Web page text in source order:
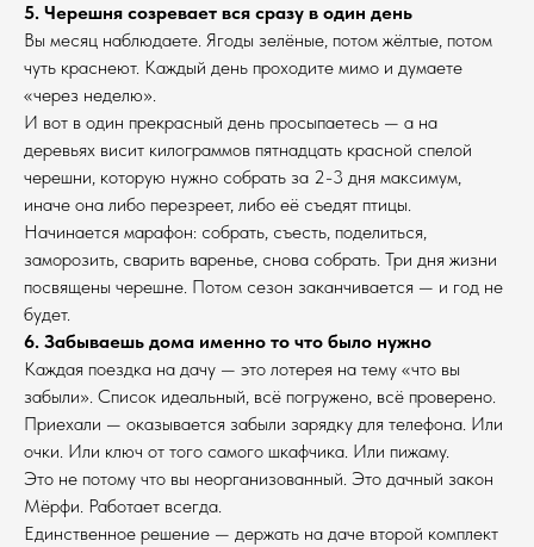
5. Черешня созревает вся сразу в один день
Вы месяц наблюдаете. Ягоды зелёные, потом жёлтые, потом
чуть краснеют. Каждый день проходите мимо и думаете
«через неделю».
И вот в один прекрасный день просыпаетесь — а на
деревьях висит килограммов пятнадцать красной спелой
черешни, которую нужно собрать за 2-3 дня максимум,
иначе она либо перезреет, либо её съедят птицы.
Начинается марафон: собрать, съесть, поделиться,
заморозить, сварить варенье, снова собрать. Три дня жизни
посвящены черешне. Потом сезон заканчивается — и год не
будет.
6. Забываешь дома именно то что было нужно
Каждая поездка на дачу — это лотерея на тему «что вы
забыли». Список идеальный, всё погружено, всё проверено.
Приехали — оказывается забыли зарядку для телефона. Или
очки. Или ключ от того самого шкафчика. Или пижаму.
Это не потому что вы неорганизованный. Это дачный закон
Мёрфи. Работает всегда.
Единственное решение — держать на даче второй комплект